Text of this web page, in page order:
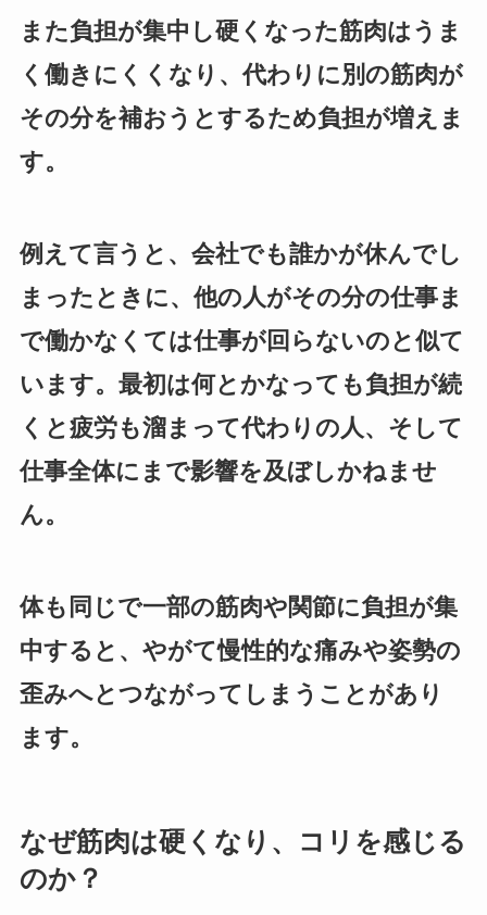
また負担が集中し硬くなった筋肉はうま
く働きにくくなり、代わりに別の筋肉が
その分を補おうとするため負担が増えま
す。
例えて言うと、会社でも誰かが休んでし
まったときに、他の人がその分の仕事ま
で働かなくては仕事が回らないのと似て
います。最初は何とかなっても負担が続
くと疲労も溜まって代わりの人、そして
仕事全体にまで影響を及ぼしかねませ
ん。
体も同じで一部の筋肉や関節に負担が集
中すると、やがて慢性的な痛みや姿勢の
歪みへとつながってしまうことがあり
ます。
なぜ筋肉は硬くなり、コリを感じる
のか？